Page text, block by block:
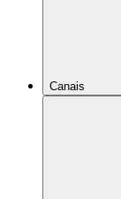
Canais